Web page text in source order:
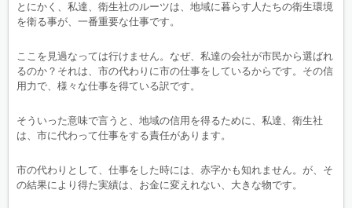
とにかく、私達、衛生社のルーツは、地域に暮らす人たちの衛生環境
を衛る事が、一番重要な仕事です。
ここを見過なっては行けません。なぜ、私達の会社が市民から選ばれ
るのか？それは、市の代わりに市の仕事をしているからです。その信
用力で、様々な仕事を得ている訳です。
そういった意味で言うと、地域の信用を得るために、私達、衛生社
は、市に代わって仕事をする責任があります。
市の代わりとして、仕事をした時には、赤字かも知れません。が、そ
の結果により得た実績は、お金に変えれない、大きな物です。